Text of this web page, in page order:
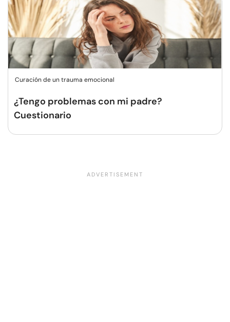
Curación de un trauma emocional
¿Tengo problemas con mi padre?
Cuestionario